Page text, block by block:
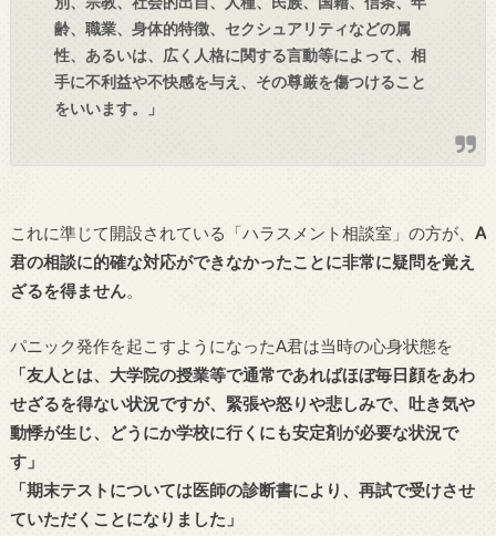
齢、職業、身体的特徴、セクシュアリティなどの属
性、あるいは、広く人格に関する言動等によって、相
手に不利益や不快感を与え、その尊厳を傷つけること
をいいます。」
これに準じて開設されている「ハラスメント相談室」の方が、 A
君の相談に的確な対応ができなかったことに非常に疑問を覚え
ざるを得ません。
パニック発作を起こすようになったA君は当時の心身状態を
「友人とは、大学院の授業等で通常であればほぼ毎日顔をあわ
せざるを得ない状況ですが、緊張や怒りや悲しみで、吐き気や
動悸が生じ、どうにか学校に行くにも安定剤が必要な状況で
す」
「期末テストについては医師の診断書により、再試で受けさせ
ていただくことになりました」